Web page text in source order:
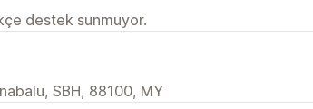
destek sunmuyor.
SBH, 88100, MY